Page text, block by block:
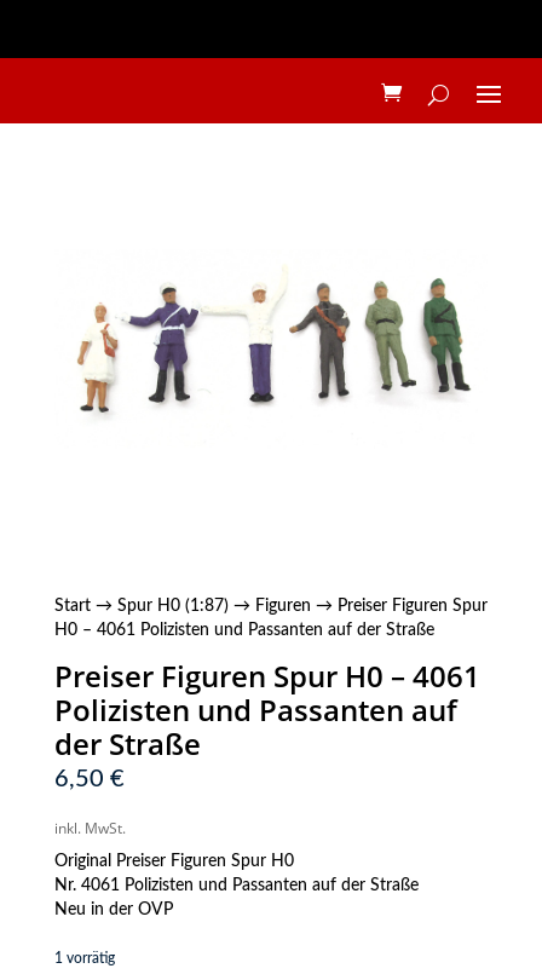
Start→ Spur H0 (1:87)→ Figuren → Preiser Figuren Spur
H0 – 4061 Polizisten und Passanten auf der Straße
Preiser Figuren Spur H0 – 4061
Polizisten und Passanten auf
der Straße
6,50 €
inkl. MwSt.
Original Preiser Figuren Spur H0
Nr. 4061 Polizisten und Passanten auf der Straße
Neu in der OVP
1 vorrätig